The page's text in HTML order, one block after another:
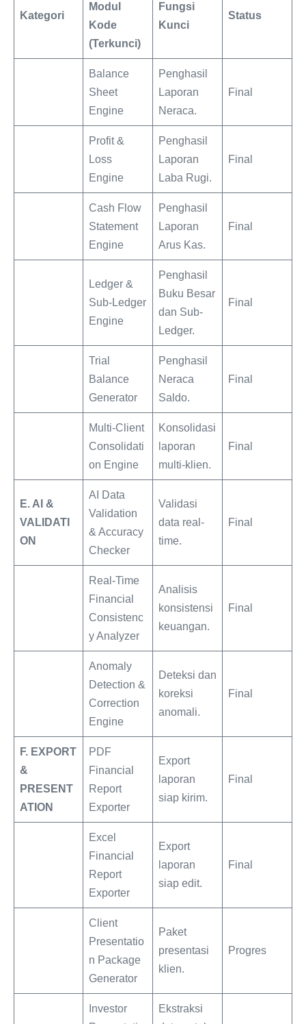
Kategori
Modul
Kode
(Terkunci)
Fungsi
Kunci
Status
Balance
Sheet
Engine
Penghasil
Laporan
Neraca.
Final
Profit &
Loss
Engine
Penghasil
Laporan
Laba Rugi.
Final
Cash Flow
Statement
Engine
Penghasil
Laporan
Arus Kas.
Final
Ledger &
Sub-Ledger
Engine
Penghasil
Buku Besar
dan Sub-
Ledger.
Final
Trial
Balance
Generator
Penghasil
Neraca
Saldo.
Final
Multi-Client
Consolidati
on Engine
Konsolidasi
laporan
multi-klien.
Final
E. AI &
VALIDATI
ON
AI Data
Validation
& Accuracy
Checker
Validasi
data real-
time.
Final
Real-Time
Financial
Consistenc
y Analyzer
Analisis
konsistensi
keuangan.
Final
Anomaly
Detection &
Correction
Engine
Deteksi dan
koreksi
anomali.
Final
F. EXPORT
&
PRESENT
ATION
PDF
Financial
Report
Exporter
Export
laporan
siap kirim.
Final
Excel
Financial
Report
Exporter
Export
laporan
siap edit.
Final
Client
Presentatio
n Package
Generator
Paket
presentasi
klien.
Progres
Investor
Ekstraksi